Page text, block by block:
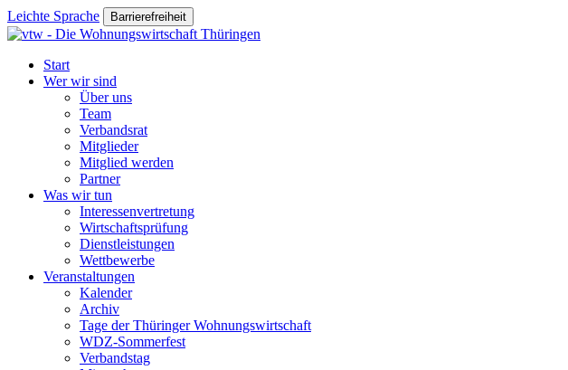
Leichte Sprache Barrierefreiheit
Start
Wer wir sind
Über uns
Team
Verbandsrat
Mitglieder
Mitglied werden
Partner
Was wir tun
Interessenvertretung
Wirtschaftsprüfung
Dienstleistungen
Wettbewerbe
Veranstaltungen
Kalender
Archiv
Tage der Thüringer Wohnungswirtschaft
WDZ-Sommerfest
Verbandstag